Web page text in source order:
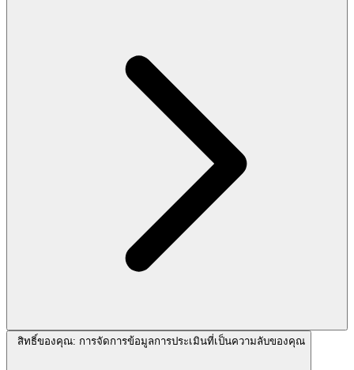
สิทธิ์ของคุณ: การจัดการข้อมูลการประเมินที่เป็นความลับของคุณ